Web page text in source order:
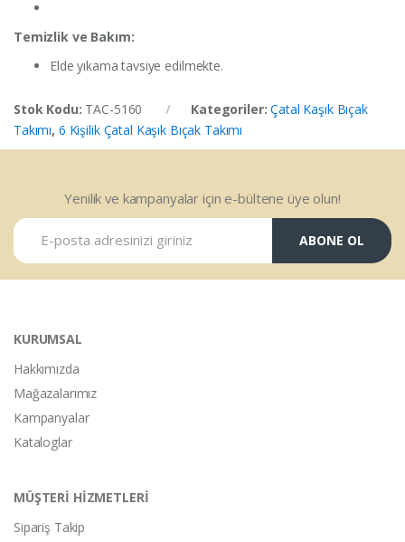
Temizlik ve Bakım:
Elde yıkama tavsiye edilmekte.
Stok Kodu: TAC-5160 Kategoriler:Çatal Kaşık Bıçak
Takımı, 6 Kişilik Çatal Kaşık Bıçak Takımı
Yenilik ve kampanyalar için e-bültene üye olun!
ABONE OL
KURUMSAL
Hakkımızda
Mağazalarımız
Kampanyalar
Kataloglar
MÜŞTERİ HİZMETLERİ
Sipariş Takip